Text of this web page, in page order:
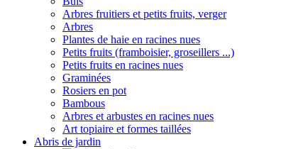
Arbres fruitiers et petits fruits, verger
Arbres
Plantes de haie en racines nues
Petits fruits (framboisier, groseillers ...)
Petits fruits en racines nues
Graminées
Rosiers en pot
Bambous
Arbres et arbustes en racines nues
Art topiaire et formes taillées
Abris de jardin